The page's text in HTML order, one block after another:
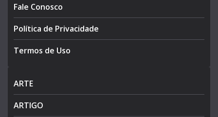
Fale Conosco
Política de Privacidade
Termos de Uso
ARTE
ARTIGO